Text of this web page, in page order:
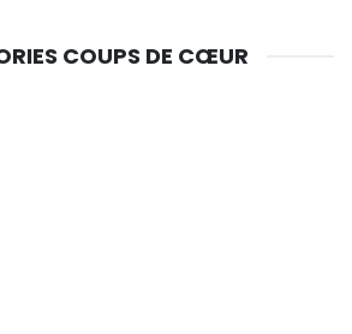
COUPS DE CŒUR